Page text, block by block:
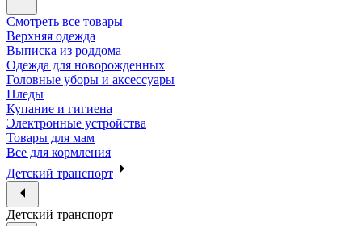
Смотреть все товары
Верхняя одежда
Выписка из роддома
Одежда для новорожденных
Головные уборы и аксессуары
Пледы
Купание и гигиена
Электронные устройства
Товары для мам
Все для кормления
Детский транспорт
Детский транспорт